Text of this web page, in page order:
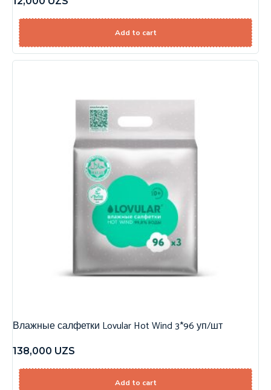
Add to cart
Влажные салфетки Lovular Hot Wind 3*96 уп/шт
138,000 UZS
Add to cart